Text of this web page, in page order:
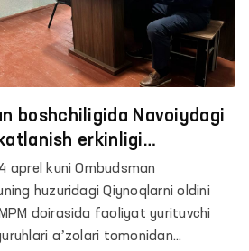
boshchiligida Navoiydagi
erkinligi
shaxslar saqlanadigan
sharoitlar
aprel kuni Ombudsman
huzuridagi Qiynoqlarni oldini
doirasida faoliyat yurituvchi
aʼzolari tomonidan